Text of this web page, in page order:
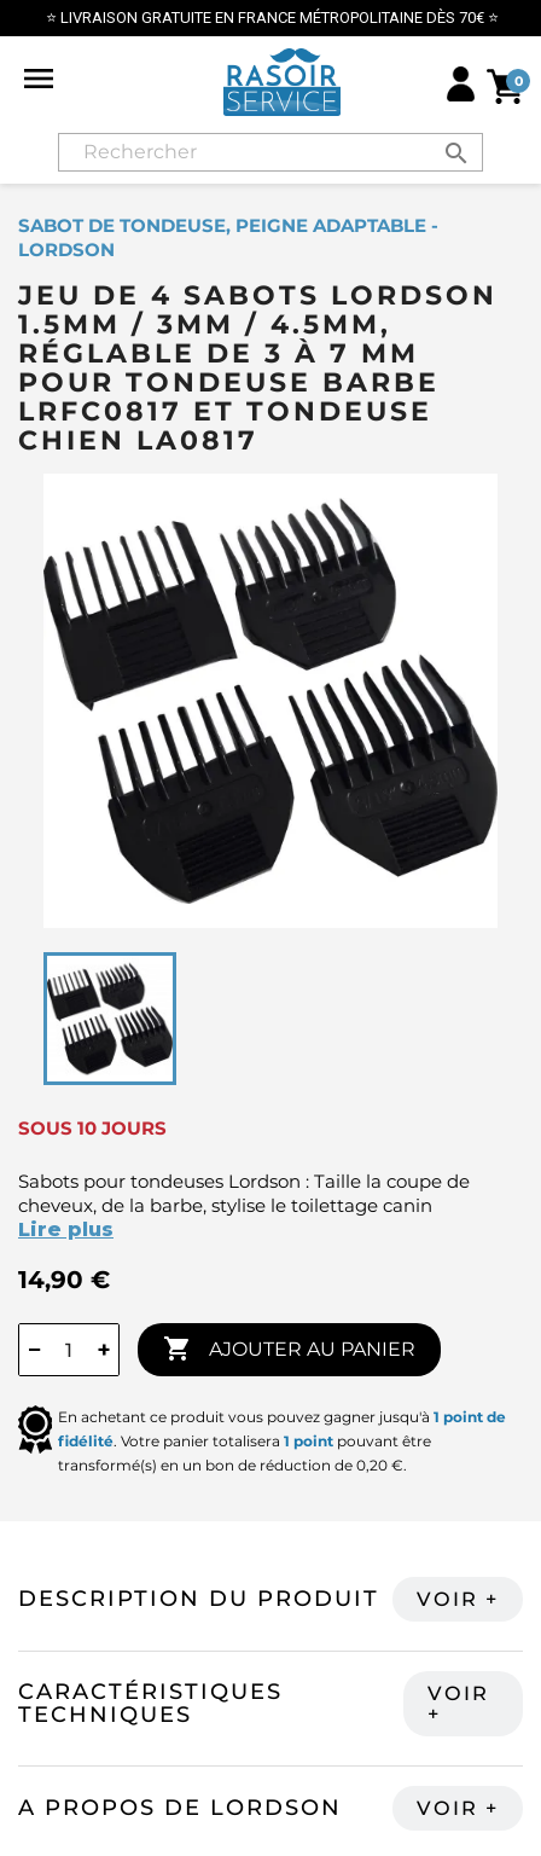
⭐ LIVRAISON GRATUITE EN FRANCE MÉTROPOLITAINE DÈS 70€ ⭐
 0
search
SABOT DE TONDEUSE, PEIGNE ADAPTABLE -
LORDSON
JEU DE 4 SABOTS LORDSON
1.5MM / 3MM / 4.5MM,
RÉGLABLE DE 3 À 7 MM
POUR TONDEUSE BARBE
LRFC0817 ET TONDEUSE
CHIEN LA0817
SOUS 10 JOURS
Sabots pour tondeuses Lordson : Taille la coupe de
cheveux, de la barbe, stylise le toilettage canin
Lire plus
14,90 €
− +  AJOUTER AU PANIER
En achetant ce produit vous pouvez gagner jusqu'à 1 point de
fidélité. Votre panier totalisera 1 point pouvant être
transformé(s) en un bon de réduction de 0,20 €.
DESCRIPTION DU PRODUIT
CARACTÉRISTIQUES
TECHNIQUES
A PROPOS DE LORDSON